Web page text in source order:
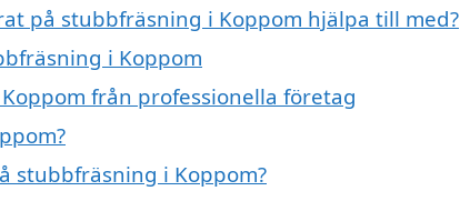
på stubbfräsning i Koppom hjälpa till med?
i Koppom
från professionella företag
stubbfräsning i Koppom?